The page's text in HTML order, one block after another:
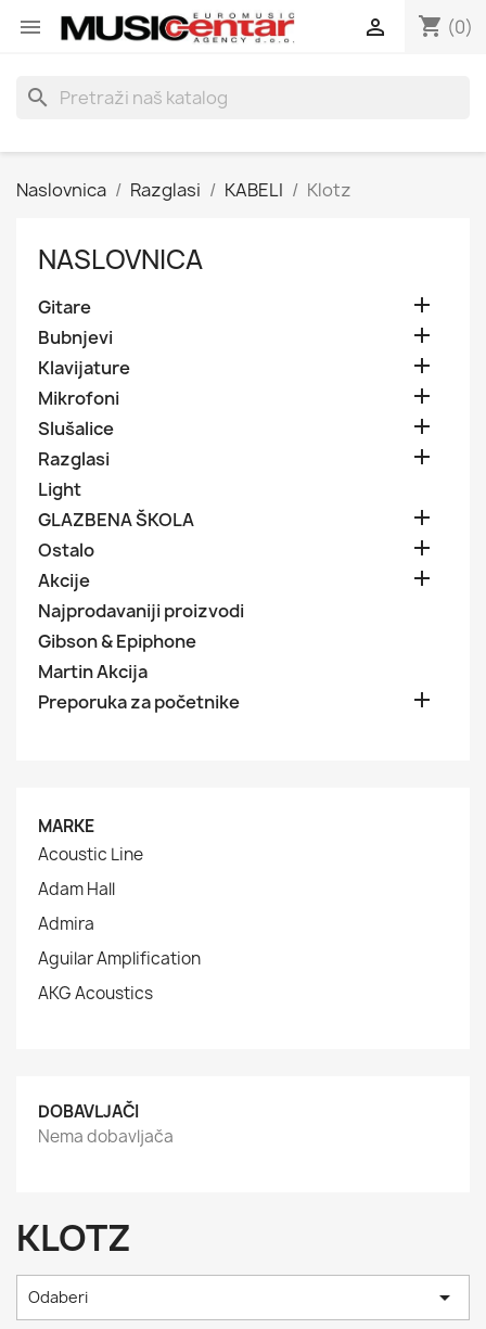
 shopping_cart (0)

search
Naslovnica Razglasi KABELI Klotz
NASLOVNICA
Gitare 
Bubnjevi 
Klavijature 
Mikrofoni 
Slušalice 
Razglasi 
Light
GLAZBENA ŠKOLA

Ostalo 
Akcije 
Najprodavaniji proizvodi
Gibson & Epiphone
Martin Akcija
Preporuka za početnike

MARKE
Acoustic Line
Adam Hall
Admira
Aguilar Amplification
AKG Acoustics
DOBAVLJAČI
Nema dobavljača
KLOTZ
Odaberi 